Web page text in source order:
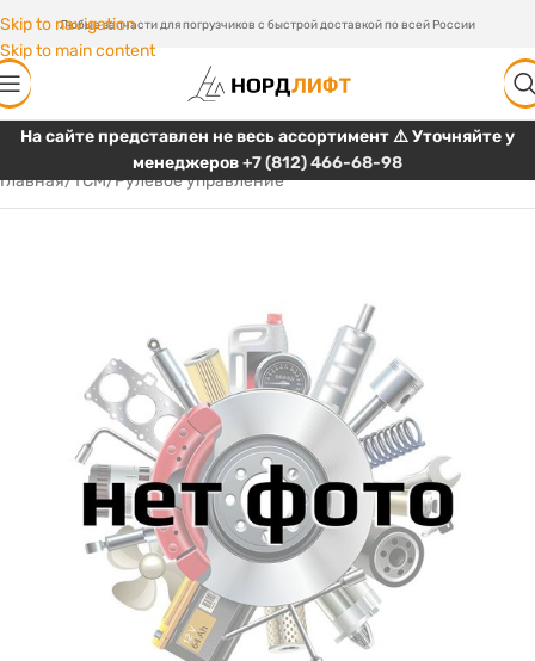
Skip to navigation
Skip to main content
Любые запчасти для погрузчиков с быстрой доставкой по всей России
На сайте представлен не весь ассортимент ⚠️ Уточняйте у
менеджеров+7 (812) 466-68-98
Главная/TCM/Рулевое управление